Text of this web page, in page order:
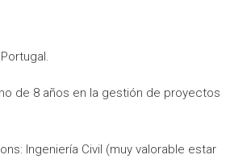
de 8 años en la gestión de proyectos
Ingeniería Civil (muy valorable estar